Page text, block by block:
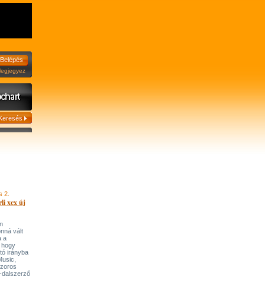
2.
xcx új
vált
a
hogy
irányba
dalszerző